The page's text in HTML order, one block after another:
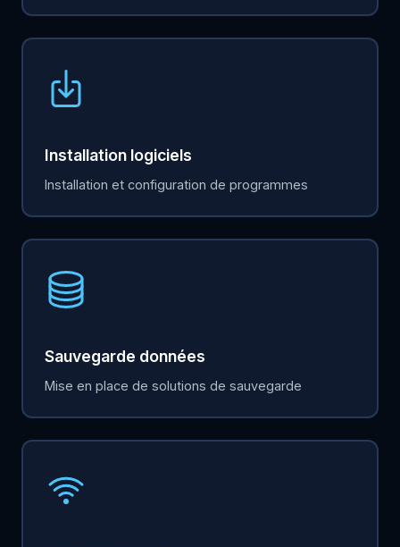
Installation logiciels
Installation et configuration de programmes
Sauvegarde données
Mise en place de solutions de sauvegarde